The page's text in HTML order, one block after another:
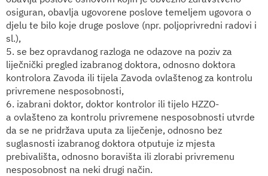
osiguran, obavlja ugovorene poslove temeljem ugovora o
djelu te bilo koje druge poslove (npr. poljoprivredni radovi i
sl.),
5. se bez opravdanog razloga ne odazove na poziv za
liječnički pregled izabranog doktora, odnosno doktora
kontrolora Zavoda ili tijela Zavoda ovlaštenog za kontrolu
privremene nesposobnosti,
6. izabrani doktor, doktor kontrolor ili tijelo HZZO-
a ovlašteno za kontrolu privremene nesposobnosti utvrde
da se ne pridržava uputa za liječenje, odnosno bez
suglasnosti izabranog doktora otputuje iz mjesta
prebivališta, odnosno boravišta ili zlorabi privremenu
nesposobnost na neki drugi način.